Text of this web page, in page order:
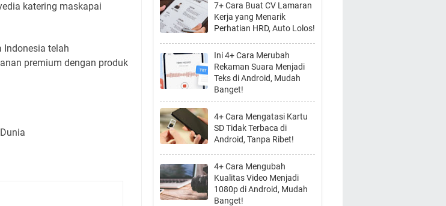
katering maskapai
Indonesia telah
premium dengan produk
7+ Cara Buat CV Lamaran
Kerja yang Menarik
Perhatian HRD, Auto Lolos!
Ini 4+ Cara Merubah
Rekaman Suara Menjadi
Teks di Android, Mudah
Banget!
4+ Cara Mengatasi Kartu
SD Tidak Terbaca di
Android, Tanpa Ribet!
4+ Cara Mengubah
Kualitas Video Menjadi
1080p di Android, Mudah
Banget!